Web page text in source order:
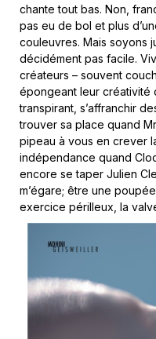
chante tout bas. Non,
pas eu de bol et plus
couleuvres. Mais soyons
décidément pas facile.
créateurs – souvent
épongeant leur créativité
transpirant, s’affranchir
trouver sa place quand
pipeau à vous en crever
indépendance quand
encore se taper Julien
m’égare; être une
exercice périlleux, la